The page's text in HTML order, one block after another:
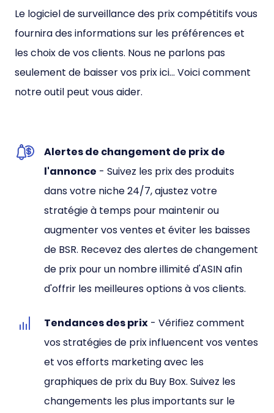
Le logiciel de surveillance des prix compétitifs vous
fournira des informations sur les préférences et
les choix de vos clients. Nous ne parlons pas
seulement de baisser vos prix ici... Voici comment
notre outil peut vous aider.
Alertes de changement de prix de
l'annonce - Suivez les prix des produits
dans votre niche 24/7, ajustez votre
stratégie à temps pour maintenir ou
augmenter vos ventes et éviter les baisses
de BSR. Recevez des alertes de changement
de prix pour un nombre illimité d'ASIN afin
d'offrir les meilleures options à vos clients.
Tendances des prix - Vérifiez comment
vos stratégies de prix influencent vos ventes
et vos efforts marketing avec les
graphiques de prix du Buy Box. Suivez les
changements les plus importants sur le